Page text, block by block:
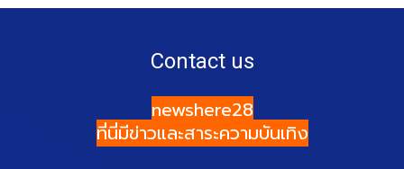
Contact us
newshere28
ที่นี่มีข่าวและสาระความบันเทิง